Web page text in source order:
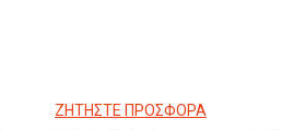
ΖΗΤΗΣΤΕ ΠΡΟΣΦΟΡΑ